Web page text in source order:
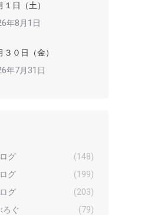
１日（土）
年8月1日
３０日（金）
年7月31日
グ
(148)
グ
(199)
グ
(203)
ろぐ
(79)